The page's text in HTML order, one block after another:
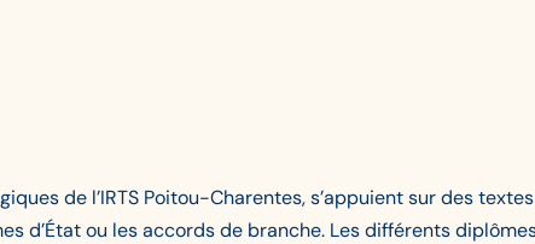
de l’IRTS Poitou-Charentes, s’appuient sur des
d’État ou les accords de branche. Les différents